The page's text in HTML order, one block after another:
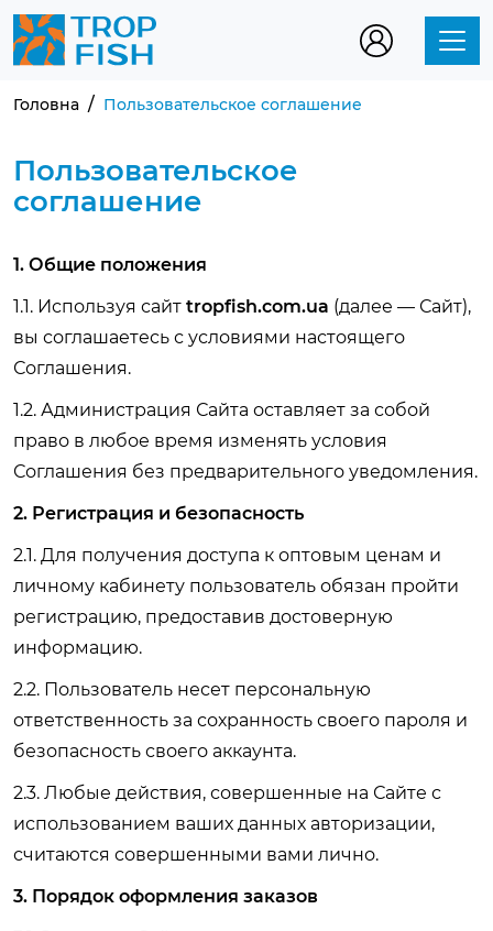
Головна Пользовательское соглашение
Пользовательское
соглашение
1. Общие положения
1.1. Используя сайт tropfish.com.ua (далее — Сайт),
вы соглашаетесь с условиями настоящего
Соглашения.
1.2. Администрация Сайта оставляет за собой
право в любое время изменять условия
Соглашения без предварительного уведомления.
2. Регистрация и безопасность
2.1. Для получения доступа к оптовым ценам и
личному кабинету пользователь обязан пройти
регистрацию, предоставив достоверную
информацию.
2.2. Пользователь несет персональную
ответственность за сохранность своего пароля и
безопасность своего аккаунта.
2.3. Любые действия, совершенные на Сайте с
использованием ваших данных авторизации,
считаются совершенными вами лично.
3. Порядок оформления заказов